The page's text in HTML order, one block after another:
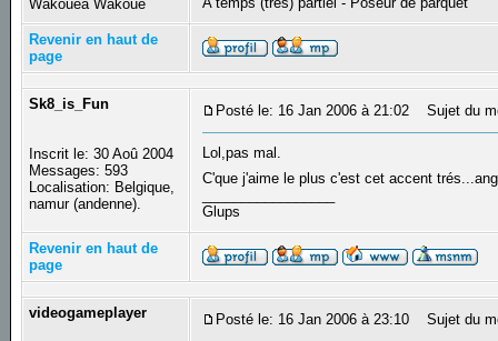
Wakouéa Wakoué
Revenir en haut de
page
Sk8_is_Fun
Inscrit le: 30 Aoû 2004
Messages: 593
Localisation: Belgique,
namur (andenne).
Posté le: 16 Jan 2006 à 21:02 Sujet du
Lol,pas mal.
C'que j'aime le plus c'est cet accent
Glups
Revenir en haut de
page
videogameplayer Posté le: 16 Jan 2006 à 23:10 Sujet du